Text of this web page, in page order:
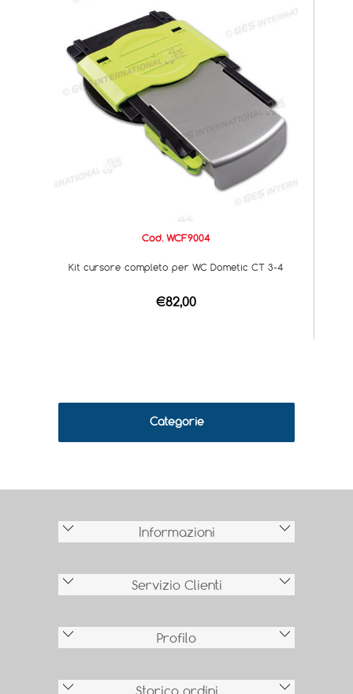
Cod. WCF9004
Kit cursore completo per WC Dometic CT 3-4
€82,00
Categorie
Informazioni
Servizio Clienti
Profilo
Storico ordini